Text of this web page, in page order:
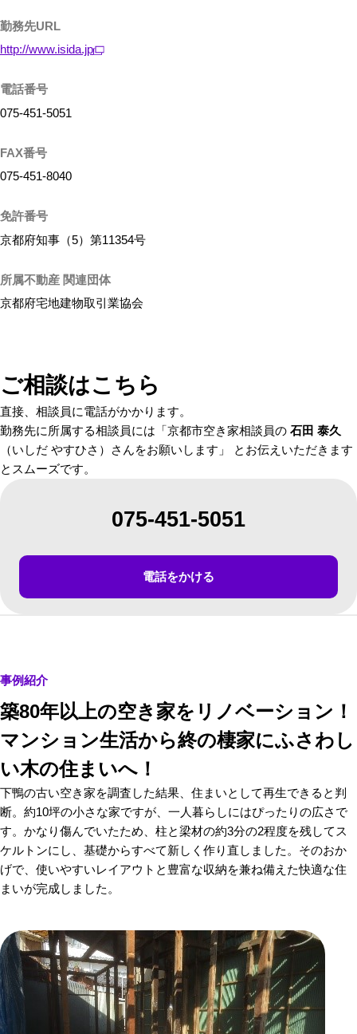
勤務先URL
http://www.isida.jp
電話番号
075-451-5051
FAX番号
075-451-8040
免許番号
京都府知事（5）第11354号
所属不動産 関連団体
京都府宅地建物取引業協会
ご相談はこちら
直接、相談員に電話がかかります。
勤務先に所属する相談員には「京都市空き家相談員の 石田 泰久
（いしだ やすひさ）さんをお願いします」 とお伝えいただきます
とスムーズです。
075-451-5051
電話をかける
事例紹介
築80年以上の空き家をリノベーション！
マンション生活から終の棲家にふさわし
い木の住まいへ！
下鴨の古い空き家を調査した結果、住まいとして再生できると判
断。約10坪の小さな家ですが、一人暮らしにはぴったりの広さで
す。かなり傷んでいたため、柱と梁材の約3分の2程度を残してス
ケルトンにし、基礎からすべて新しく作り直しました。そのおか
げで、使いやすいレイアウトと豊富な収納を兼ね備えた快適な住
まいが完成しました。